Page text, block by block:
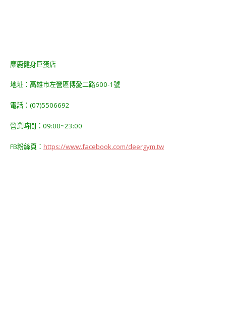
麋鹿健身巨蛋店
地址：高雄市左營區博愛二路600-1號
電話：(07)5506692
營業時間：09:00~23:00
FB粉絲頁： https://www.facebook.com/deergym.tw